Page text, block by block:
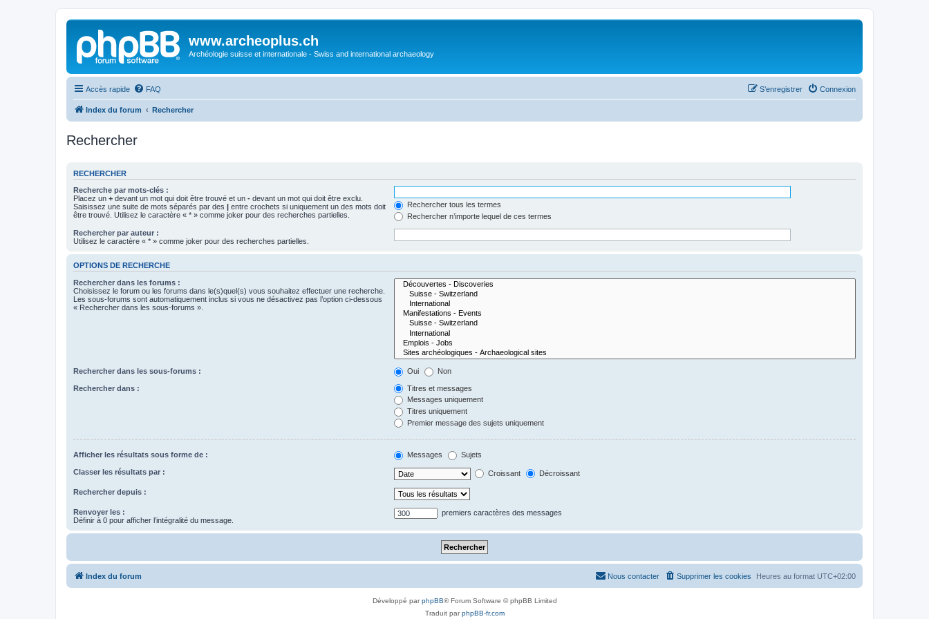
www.archeoplus.ch
Archéologie suisse et internationale - Swiss and international archaeology
Accès rapide FAQ Connexion
S’enregistrer
Index du forum Rechercher
Rechercher
RECHERCHER
Recherche par mots-clés :
Placez un + devant un mot qui doit être trouvé et un - devant un mot qui doit être exclu.
Saisissez une suite de mots séparés par des | entre crochets si uniquement un des mots doit
être trouvé. Utilisez le caractère « * » comme joker pour des recherches partielles.
Rechercher tous les termes
Rechercher n’importe lequel de ces termes
Rechercher par auteur :
Utilisez le caractère « * » comme joker pour des recherches partielles.
OPTIONS DE RECHERCHE
Rechercher dans les forums :
Choisissez le forum ou les forums dans le(s)quel(s) vous souhaitez effectuer une recherche.
Les sous-forums sont automatiquement inclus si vous ne désactivez pas l’option ci-dessous
« Rechercher dans les sous-forums ».
Rechercher dans les sous-forums : Oui Non
Rechercher dans :
Titres et messages
Messages uniquement
Titres uniquement
Premier message des sujets uniquement
Afficher les résultats sous forme de : Messages Sujets
Classer les résultats par : Croissant Décroissant
Rechercher depuis :
Renvoyer les :
Définir à 0 pour afficher l’intégralité du message.
premiers caractères des messages
Index du forum Heures au format UTC+02:00
Supprimer les cookies
Nous contacter
Développé parphpBB® Forum Software © phpBB Limited
Traduit parphpBB-fr.com